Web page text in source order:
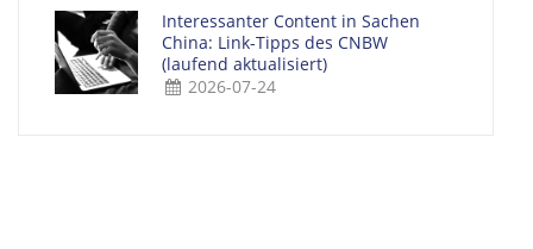
Interessanter Content in Sachen
China: Link-Tipps des CNBW
(laufend aktualisiert)
2026-07-24